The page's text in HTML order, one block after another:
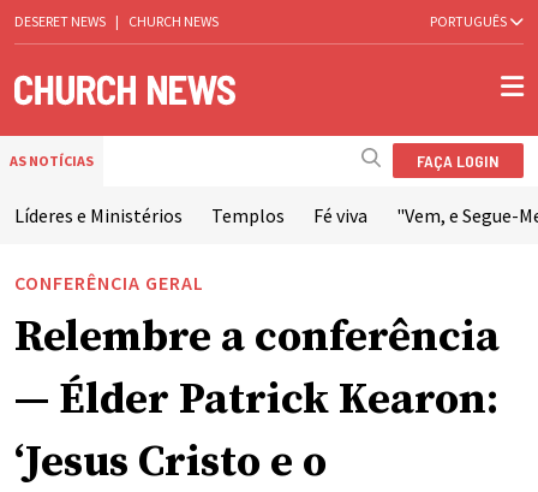
DESERET NEWS | CHURCH NEWS PORTUGUÊS
AS NOTÍCIAS FAÇA LOGIN
Líderes e Ministérios Templos Fé viva "Vem, e Segue-
CONFERÊNCIA GERAL
Relembre a conferência
— Élder Patrick Kearon:
‘Jesus Cristo e o